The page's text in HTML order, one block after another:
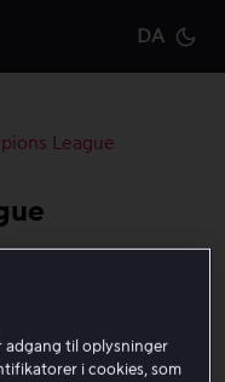
DA
League
og
live samt ses
udsendelsens
adgang til oplysninger
i cookies, som